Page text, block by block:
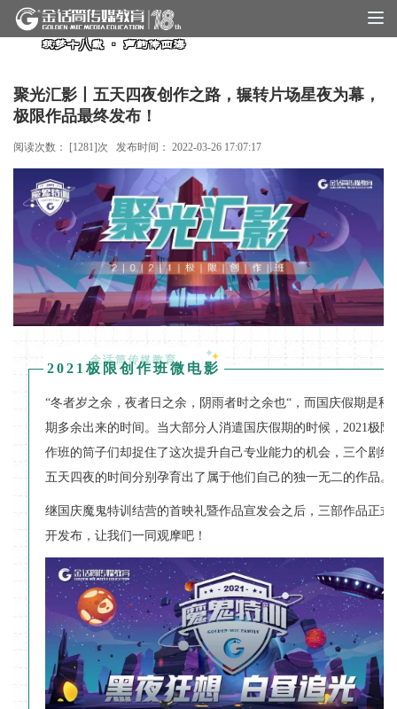
聚光汇影丨五天四夜创作之路，辗转片场星夜为幕，
极限作品最终发布！
阅读次数： [1281]次 发布时间： 2022-03-26 17:07:17
金话筒传媒教育
2021极限创作班微电影
“冬者岁之余，夜者日之余，阴雨者时之余也“，而国庆假期是秋
期多余出来的时间。当大部分人消遣国庆假期的时候，2021极限
作班的筒子们却捉住了这次提升自己专业能力的机会，三个剧组
五天四夜的时间分别孕育出了属于他们自己的独一无二的作品。
继国庆魔鬼特训结营的首映礼暨作品宣发会之后，三部作品正式
开发布，让我们一同观摩吧！